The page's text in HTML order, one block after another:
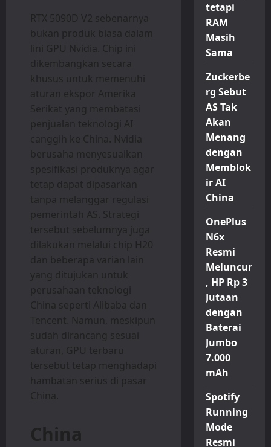
RTX 5090D V2 sebenarnya
bukan produk biasa dalam
lini GPU Nvidia. Chip ini
dikembangkan secara
khusus untuk memenuhi
aturan ekspor Amerika
Serikat yang membatasi
penjualan teknologi AI
canggih ke China. Nvidia
berusaha menyesuaikan
spesifikasi produknya agar
tetap dapat dipasarkan
tanpa melanggar regulasi
pemerintah AS. Strategi
tersebut sebelumnya juga
dilakukan melalui chip H20
dan beberapa varian lain
yang ditujukan untuk
perusahaan teknologi
China seperti Alibaba dan
Tencent. Namun, meskipun
sudah dirancang sesuai
aturan, GPU terbaru
tersebut tetap menghadapi
hambatan serius di pasar
China.
China
tetapi
RAM
Masih
Sama
Zuckerbe
rg Sebut
AS Tak
Akan
Menang
dengan
Memblok
ir AI
China
OnePlus
N6x
Resmi
Meluncur
, HP Rp 3
Jutaan
dengan
Baterai
Jumbo
7.000
mAh
Spotify
Running
Mode
Resmi